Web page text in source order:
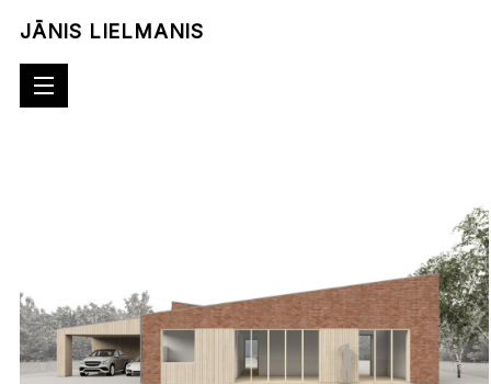
JĀNIS LIELMANIS